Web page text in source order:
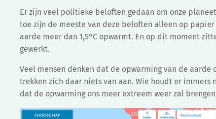
Er zijn veel politieke beloften gedaan om onze
toe zijn de meeste van deze beloften alleen op
aarde meer dan 1,5°C opwarmt. En op dit moment
gewerkt.
Veel mensen denken dat de opwarming van de
trekken zich daar niets van aan. Wie houdt er
dat de opwarming ons meer extreem weer zal